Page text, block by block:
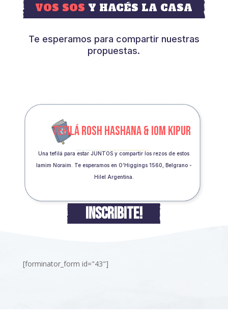
VOS SOS Y HACÉS LA CASA
Te esperamos para compartir nuestras
propuestas.
TEFILÁ ROSH HASHANA & IOM KIPUR
Una tefilá para estar JUNTOS y compartir los rezos de estos
Iamim Noraim. Te esperamos en O’Higgings 1560, Belgrano -
Hilel Argentina.
INSCRIBITE!
[forminator_form id="43"]